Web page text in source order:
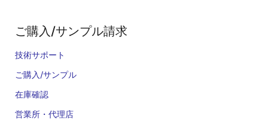
ご購入/サンプル請求
技術サポート
ご購入/サンプル
在庫確認
営業所・代理店